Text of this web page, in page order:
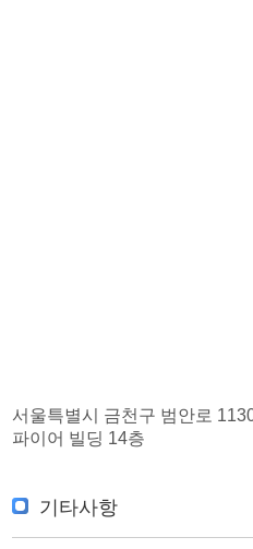
서울특별시 금천구 범안로
파이어 빌딩 14층
기타사항